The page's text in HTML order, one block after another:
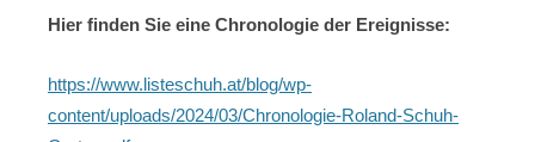
Hier finden Sie eine Chronologie der Ereignisse:
https://www.listeschuh.at/blog/wp-
content/uploads/2024/03/Chronologie-Roland-Schuh-